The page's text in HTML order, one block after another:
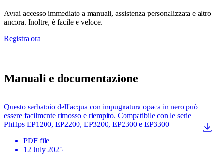
Avrai accesso immediato a manuali, assistenza personalizzata e altro
ancora. Inoltre, è facile e veloce.
Registra ora
Manuali e documentazione
Questo serbatoio dell'acqua con impugnatura opaca in nero può
essere facilmente rimosso e riempito. Compatibile con le serie
Philips EP1200, EP2200, EP3200, EP2300 e EP3300.
PDF file
12 July 2025